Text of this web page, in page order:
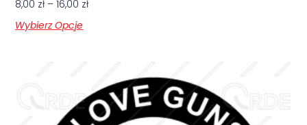
8,00 zł – 16,00 zł
Wybierz Opcje